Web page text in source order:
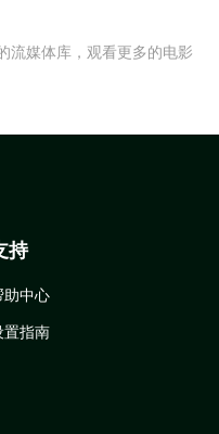
流媒体库，观看更多的电影
持
助中心
置指南